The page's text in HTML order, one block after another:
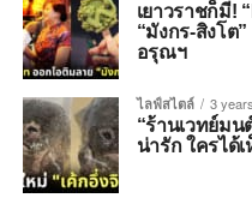
เยาวราชก็มี!
“มังกร-สิงโต
อรุณฯ
ไลฟ์สไตล์ 3
“ร้านเวทย์มน
น่ารัก ใครได้